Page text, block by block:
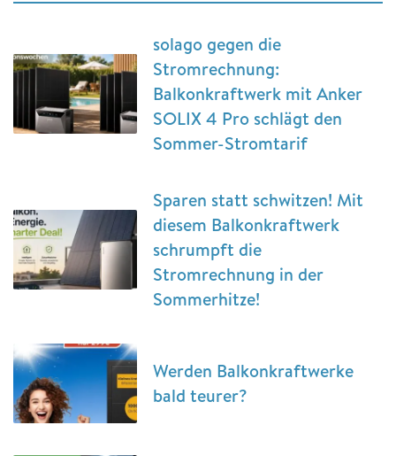
solago gegen die
Stromrechnung:
Balkonkraftwerk mit Anker
SOLIX 4 Pro schlägt den
Sommer-Stromtarif
Sparen statt schwitzen! Mit
diesem Balkonkraftwerk
schrumpft die
Stromrechnung in der
Sommerhitze!
Werden Balkonkraftwerke
bald teurer?